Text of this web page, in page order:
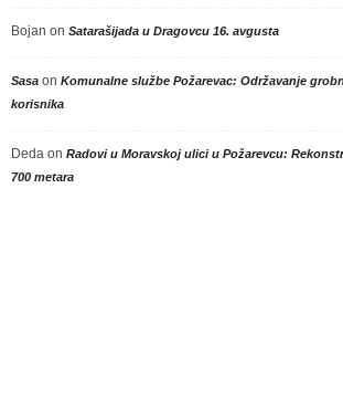
Bojan on Satarašijada u Dragovcu 16. avgusta
Sasa on Komunalne službe Požarevac: Održavanje
korisnika
Deda on Radovi u Moravskoj ulici u Požarevcu:
700 metara